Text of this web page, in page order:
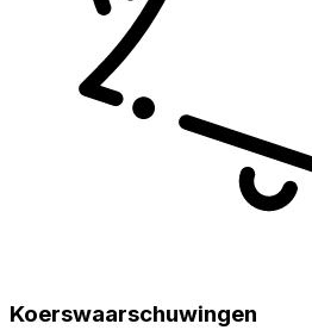
Koerswaarschuwingen